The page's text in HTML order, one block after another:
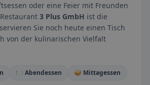
oder eine Feier mit Freunden
3 Plus GmbH ist die
Sie noch heute einen Tisch
von der kulinarischen Vielfalt
🍽️ Abendessen
🥪 Mittagessen